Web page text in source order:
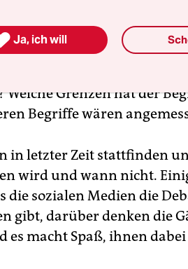
Grenzen hat der
Begriffe wären
in letzter Zeit stattfinden
wird und wann nicht.
die sozialen Medien die
gibt, darüber denken die
macht Spaß, ihnen dabei
Ja, ich will